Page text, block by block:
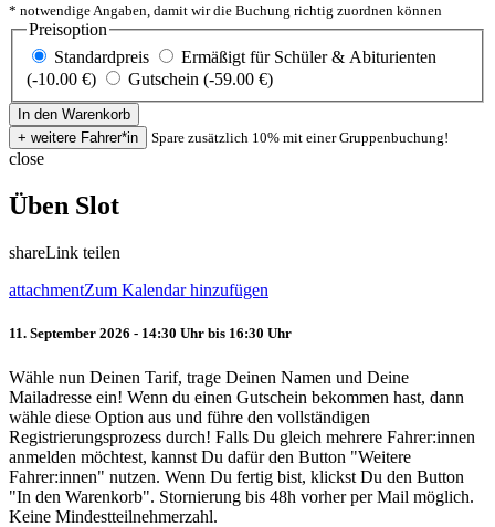
* notwendige Angaben, damit wir die Buchung richtig zuordnen können
Preisoption
Standardpreis
Ermäßigt für Schüler & Abiturienten
(-10.00 €)
Gutschein (-59.00 €)
Spare zusätzlich 10% mit einer Gruppenbuchung!
close
Üben Slot
shareLink teilen
attachmentZum Kalendar hinzufügen
11. September 2026 - 14:30 Uhr bis 16:30 Uhr
Wähle nun Deinen Tarif, trage Deinen Namen und Deine
Mailadresse ein! Wenn du einen Gutschein bekommen hast, dann
wähle diese Option aus und führe den vollständigen
Registrierungsprozess durch! Falls Du gleich mehrere Fahrer:innen
anmelden möchtest, kannst Du dafür den Button "Weitere
Fahrer:innen" nutzen. Wenn Du fertig bist, klickst Du den Button
"In den Warenkorb". Stornierung bis 48h vorher per Mail möglich.
Keine Mindestteilnehmerzahl.